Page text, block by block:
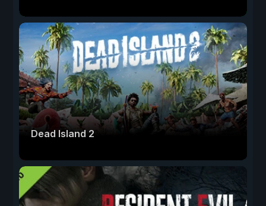
Dead Island 2